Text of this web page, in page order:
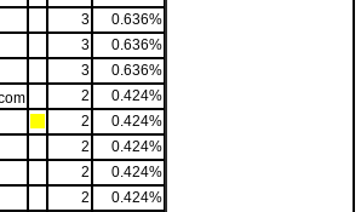
3
0.636%
3
0.636%
3
0.636%
2
0.424%
2
0.424%
2
0.424%
2
0.424%
2
0.424%